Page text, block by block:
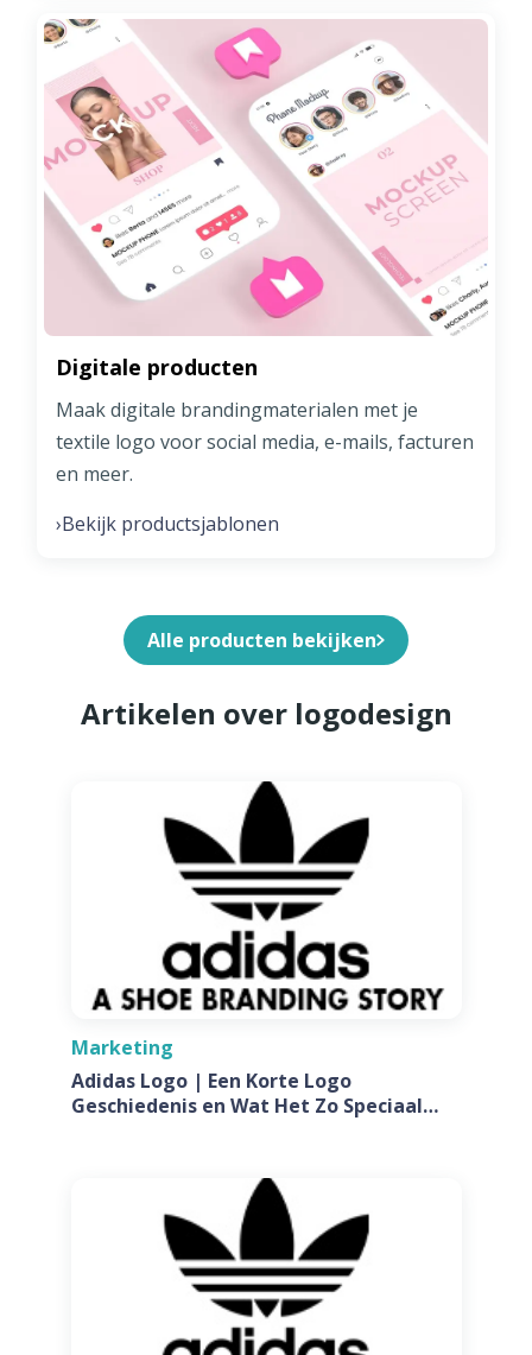
Digitale producten
Maak digitale brandingmaterialen met je
textile logo voor social media, e-mails, facturen
en meer.
›Bekijk productsjablonen
Alle producten bekijken
Artikelen over logodesign
Marketing
Adidas Logo | Een Korte Logo
Geschiedenis en Wat Het Zo Speciaal